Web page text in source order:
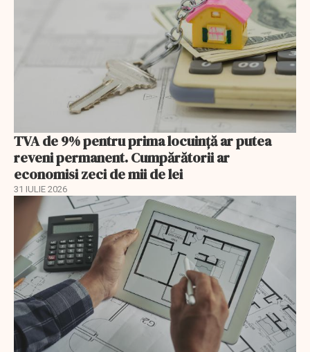
TVA de 9% pentru prima locuință ar putea
reveni permanent. Cumpărătorii ar
economisi zeci de mii de lei
31 IULIE 2026